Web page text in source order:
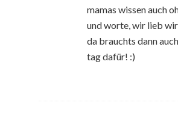
mamas wissen auch
und worte, wir lieb
da brauchts dann
tag dafür! :)